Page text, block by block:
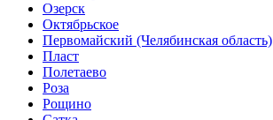
Озерск
Октябрьское
Первомайский (Челябинская область)
Пласт
Полетаево
Роза
Рощино